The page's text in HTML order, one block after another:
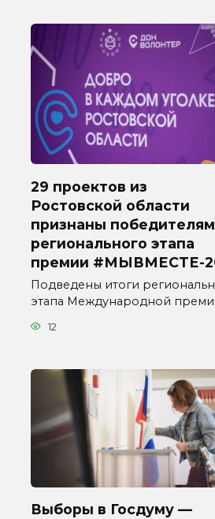
29 проектов из
Ростовской области
признаны
регионального этапа
премии #МЫВМЕСТЕ-
Подведены итоги
этапа Международной
12
Выборы в Госдуму —